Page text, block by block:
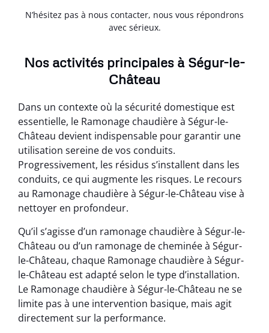
N’hésitez pas à nous contacter, nous vous répondrons
avec sérieux.
Nos activités principales à Ségur-le-
Château
Dans un contexte où la sécurité domestique est
essentielle, le Ramonage chaudière à Ségur-le-
Château devient indispensable pour garantir une
utilisation sereine de vos conduits.
Progressivement, les résidus s’installent dans les
conduits, ce qui augmente les risques. Le recours
au Ramonage chaudière à Ségur-le-Château vise à
nettoyer en profondeur.
Qu’il s’agisse d’un ramonage chaudière à Ségur-le-
Château ou d’un ramonage de cheminée à Ségur-
le-Château, chaque Ramonage chaudière à Ségur-
le-Château est adapté selon le type d’installation.
Le Ramonage chaudière à Ségur-le-Château ne se
limite pas à une intervention basique, mais agit
directement sur la performance.